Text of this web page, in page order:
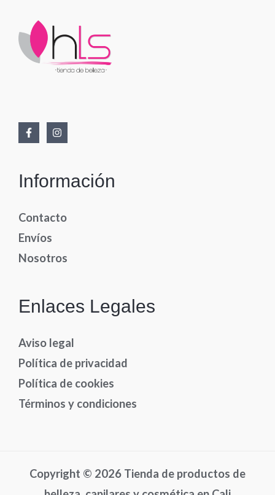
Información
Contacto
Envíos
Nosotros
Enlaces Legales
Aviso legal
Política de privacidad
Política de cookies
Términos y condiciones
Copyright © 2026 Tienda de productos de